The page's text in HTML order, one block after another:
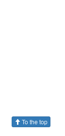
To the top